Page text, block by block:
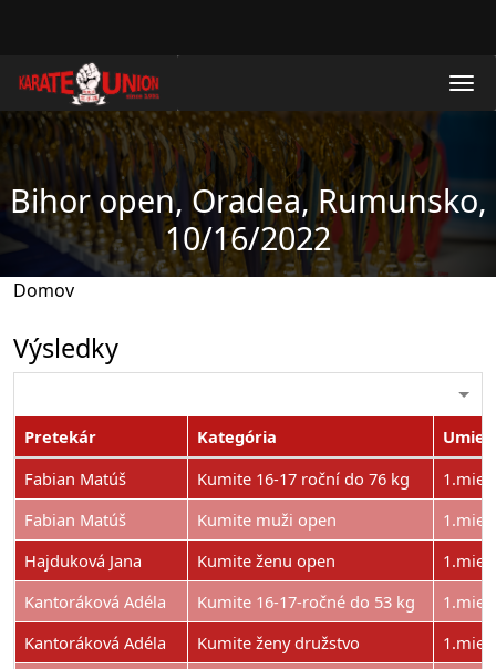
Bihor open, Oradea, Rumunsko,
10/16/2022
Domov
Výsledky
Pretekár Kategória
Fabian Matúš
Kumite 16-17 roční do 76 kg
Fabian Matúš
Kumite muži open
Hajduková Jana
Kumite ženu open
Kantoráková Adéla
Kumite 16-17-ročné do 53 kg
Kantoráková Adéla
Kumite ženy družstvo